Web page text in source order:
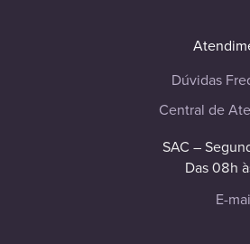
Dúvidas
Central de
SAC –
Das 08h
E-